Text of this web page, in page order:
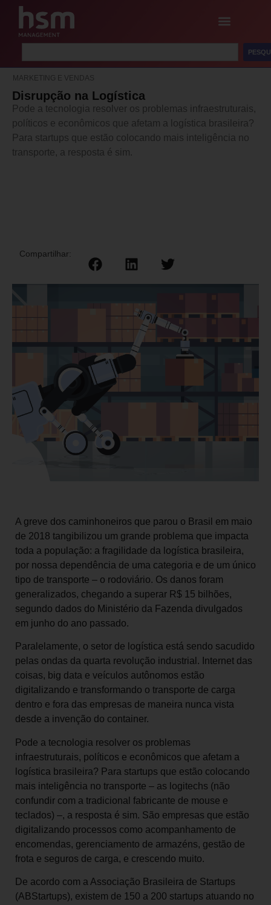
MARKETING E VENDAS
Disrupção na Logística
Pode a tecnologia resolver os problemas infraestruturais,
políticos e econômicos que afetam a logística brasileira?
Para startups que estão colocando mais inteligência no
transporte, a resposta é sim.
Compartilhar:
A greve dos caminhoneiros que parou o Brasil em maio
de 2018 tangibilizou um grande problema que impacta
toda a população: a fragilidade da logística brasileira,
por nossa dependência de uma categoria e de um único
tipo de transporte – o rodoviário. Os danos foram
generalizados, chegando a superar R$ 15 bilhões,
segundo dados do Ministério da Fazenda divulgados
em junho do ano passado.
Paralelamente, o setor de logística está sendo sacudido
pelas ondas da quarta revolução industrial. Internet das
coisas, big data e veículos autônomos estão
digitalizando e transformando o transporte de carga
dentro e fora das empresas de maneira nunca vista
desde a invenção do container.
Pode a tecnologia resolver os problemas
infraestruturais, políticos e econômicos que afetam a
logística brasileira? Para startups que estão colocando
mais inteligência no transporte – as logitechs (não
confundir com a tradicional fabricante de mouse e
teclados) –, a resposta é sim. São empresas que estão
digitalizando processos como acompanhamento de
encomendas, gerenciamento de armazéns, gestão de
frota e seguros de carga, e crescendo muito.
De acordo com a Associação Brasileira de Startups
(ABStartups), existem de 150 a 200 startups atuando no